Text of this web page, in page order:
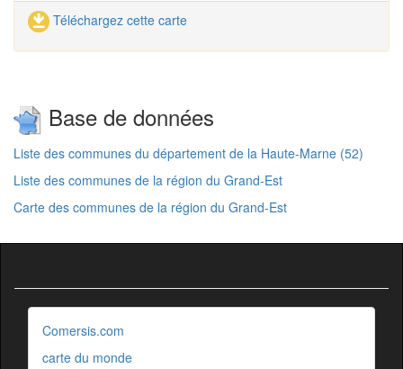
Téléchargez cette carte
Base de données
Liste des communes du département de la Haute-Marne (52)
Liste des communes de la région du Grand-Est
Carte des communes de la région du Grand-Est
Comersis.com
carte du monde